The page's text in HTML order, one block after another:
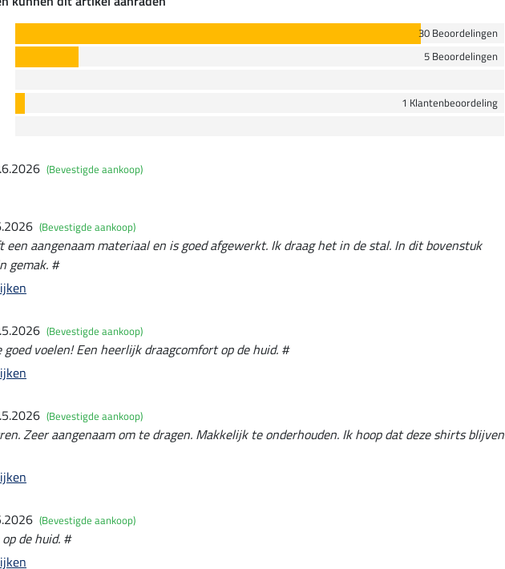
30 Beoordelingen
5 Beoordelingen
1 Klantenbeoordeling
(Bevestigde aankoop)
(Bevestigde aankoop)
een aangenaam materiaal en is goed afgewerkt. Ik draag het in de stal. In dit bovenstuk
gemak. #
(Bevestigde aankoop)
voelen! Een heerlijk draagcomfort op de huid. #
(Bevestigde aankoop)
Zeer aangenaam om te dragen. Makkelijk te onderhouden. Ik hoop dat deze shirts blijven
(Bevestigde aankoop)
de huid. #